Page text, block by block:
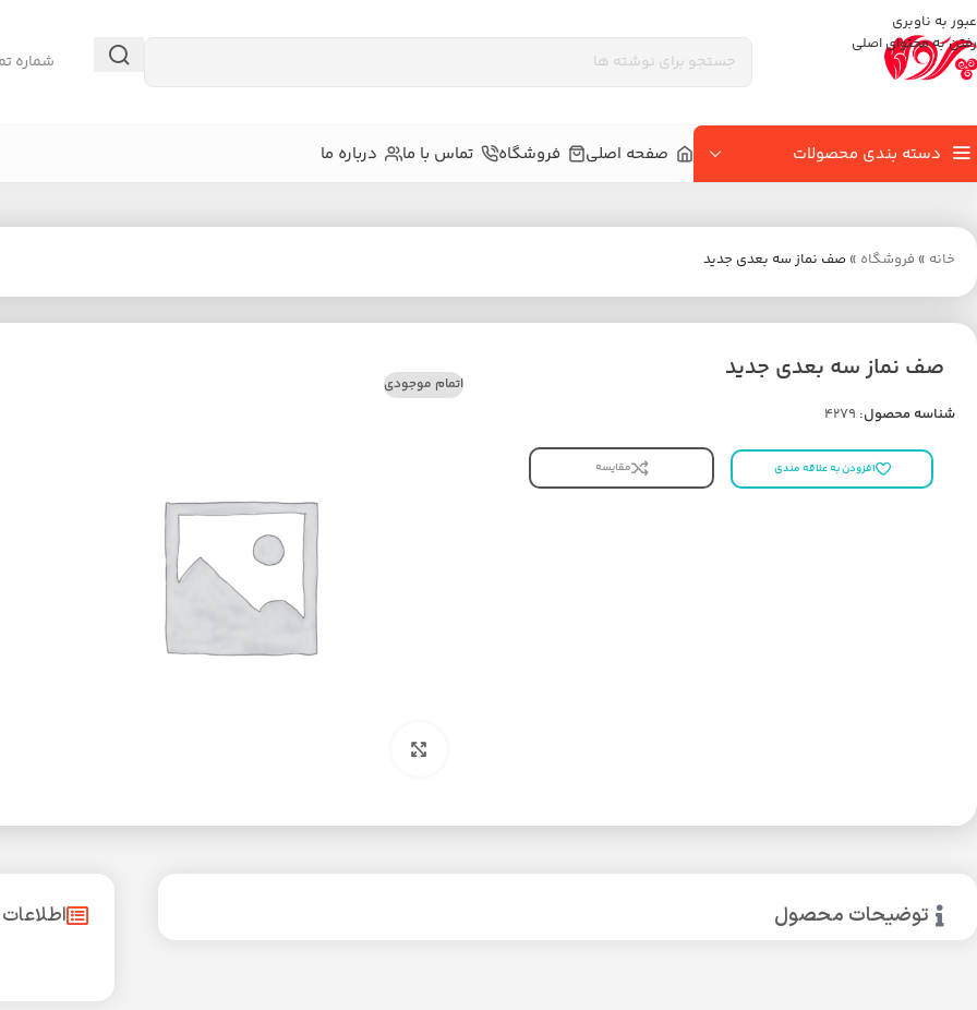
عبور به ناوبری
رفتن به محتوای اصلی
شماره
دسته بندی محصولات صفحه اصلی فروشگاه تماس با ما درباره ما
خانه » فروشگاه » صف نماز سه بعدی جدید
صف نماز سه بعدی جدید
شناسه محصول: 4279
افزودن به علاقه مندی مقایسه
اتمام موجودی
توضیحات محصول